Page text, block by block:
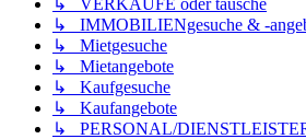
↳ VERKAUFE oder tausche
↳ IMMOBILIENgesuche & -
↳ Mietgesuche
↳ Mietangebote
↳ Kaufgesuche
↳ Kaufangebote
↳ PERSONAL/DIENSTLEISTER